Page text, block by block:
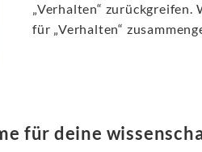
„Verhalten“
für „Verhalten“
für deine